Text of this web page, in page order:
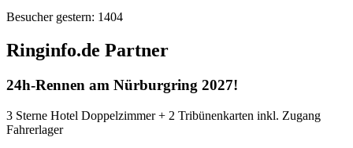
Besucher gestern: 1404
Ringinfo.de Partner
24h-Rennen am Nürburgring 2027!
3 Sterne Hotel Doppelzimmer + 2 Tribünenkarten inkl. Zugang
Fahrerlager